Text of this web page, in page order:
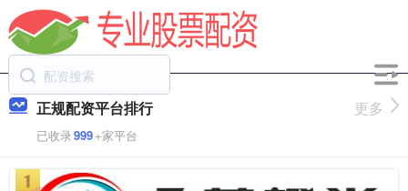
正规配资平台排行
已收录999+家平台
更多